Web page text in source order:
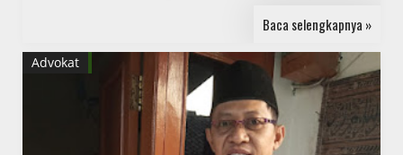
Baca selengkapnya »
Advokat